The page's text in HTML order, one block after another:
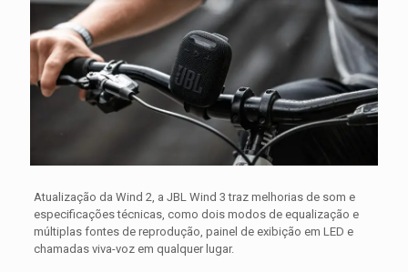
Atualização da Wind 2, a JBL Wind 3 traz melhorias de som e
especificações técnicas, como dois modos de equalização e
múltiplas fontes de reprodução, painel de exibição em LED e
chamadas viva-voz em qualquer lugar.